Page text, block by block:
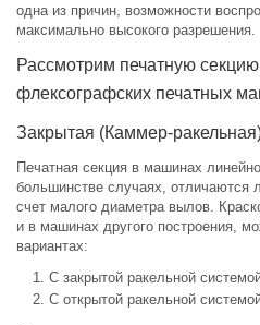
одна из причин, возможности
максимально высокого разрешения.
Рассмотрим печатную
флексографских печатных
Закрытая (Каммер-
Печатная секция в машинах
большинстве случаях, отличаются
счет малого диаметра вылов.
и в машинах другого построения,
вариантах:
С закрытой ракельной
С открытой ракельной